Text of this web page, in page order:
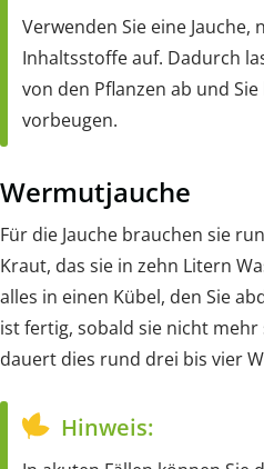
Verwenden Sie eine Jauche,
Inhaltsstoffe auf. Dadurch
von den Pflanzen ab und
vorbeugen.
Wermutjauche
Für die Jauche brauchen sie
Kraut, das sie in zehn Litern
alles in einen Kübel, den Sie
ist fertig, sobald sie nicht
dauert dies rund drei bis vier
Hinweis: